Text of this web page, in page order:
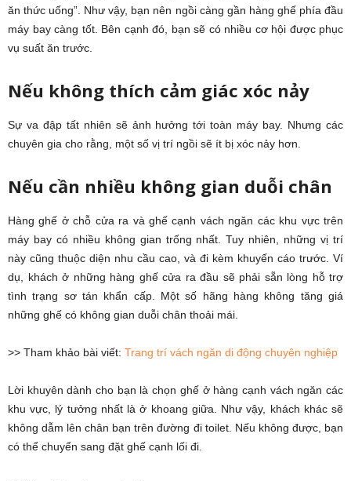
ăn thức uống”. Như vậy, bạn nên ngồi càng gần hàng ghế phía đầu
máy bay càng tốt. Bên cạnh đó, bạn sẽ có nhiều cơ hội được phục
vụ suất ăn trước.
Nếu không thích cảm giác xóc nảy
Sự va đập tất nhiên sẽ ảnh hưởng tới toàn máy bay. Nhưng các
chuyên gia cho rằng, một số vị trí ngồi sẽ ít bị xóc nảy hơn.
Nếu cần nhiều không gian duỗi chân
Hàng ghế ở chỗ cửa ra và ghế cạnh vách ngăn các khu vực trên
máy bay có nhiều không gian trống nhất. Tuy nhiên, những vị trí
này cũng thuộc diện nhu cầu cao, và đi kèm khuyến cáo trước. Ví
dụ, khách ở những hàng ghế cửa ra đầu sẽ phải sẵn lòng hỗ trợ
tình trạng sơ tán khẩn cấp. Một số hãng hàng không tăng giá
những ghế có không gian duỗi chân thoải mái.
>> Tham khảo bài viết: Trang trí vách ngăn di động chuyên nghiệp
Lời khuyên dành cho bạn là chọn ghế ở hàng cạnh vách ngăn các
khu vực, lý tưởng nhất là ở khoang giữa. Như vậy, khách khác sẽ
không dẫm lên chân bạn trên đường đi toilet. Nếu không được, bạn
có thể chuyển sang đặt ghế cạnh lối đi.